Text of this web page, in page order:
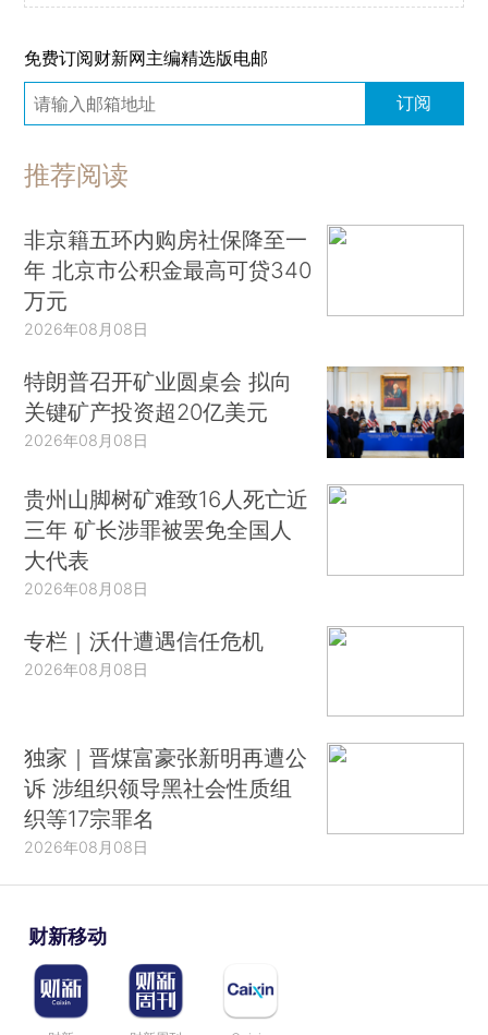
免费订阅财新网主编精选版电邮
订阅
推荐阅读
非京籍五环内购房社保降至一
年 北京市公积金最高可贷340
万元
2026年08月08日
特朗普召开矿业圆桌会 拟向
关键矿产投资超20亿美元
2026年08月08日
贵州山脚树矿难致16人死亡近
三年 矿长涉罪被罢免全国人
大代表
2026年08月08日
专栏｜沃什遭遇信任危机
2026年08月08日
独家｜晋煤富豪张新明再遭公
诉 涉组织领导黑社会性质组
织等17宗罪名
2026年08月08日
财新移动